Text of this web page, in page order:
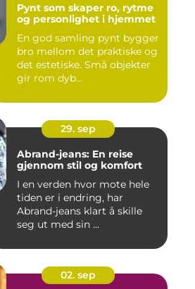
Pynt som skaper ro, rytme
og personlighet i hjemmet
En god samling pynt bygger
bro mellom det praktiske og
det estetiske. Små objekter
gir rom dyb...
29. sep
Abrand-jeans: En reise
gjennom stil og komfort
I en verden hvor mote hele
tiden er i endring, har
Abrand-jeans klart å skille
seg ut med sin ...
02. sep